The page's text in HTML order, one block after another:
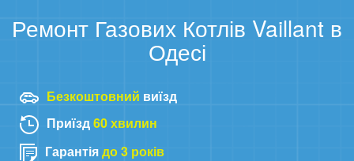
Ремонт Газових Котлів Vaillant в
Одесі
Безкоштовний виїзд
Приїзд60 хвилин
Гарантіядо 3 років